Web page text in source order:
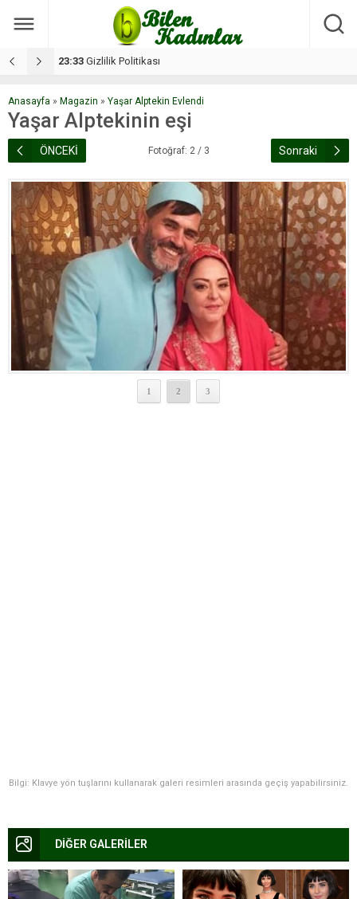
17:08 Dilan, düğününe 5 gün kala hayatını kaybetti
Anasayfa » Magazin » Yaşar Alptekin Evlendi
Yaşar Alptekinin eşi
ÖNCEKİ Fotoğraf: 2 / 3 Sonraki
1 2 3
Bilgi: Klavye yön tuşlarını kullanarak galeri resimleri arasında geçiş yapabilirsiniz.
DİĞER GALERİLER